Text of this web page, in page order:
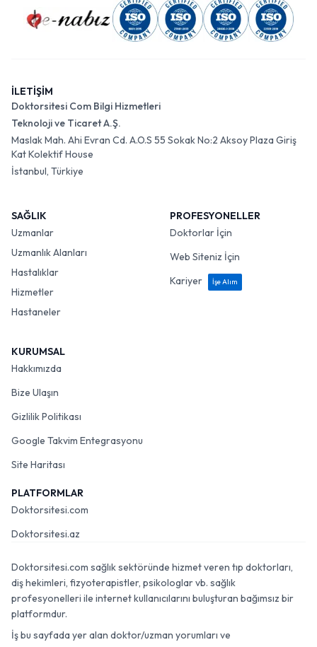
İLETİŞİM
Doktorsitesi Com Bilgi Hizmetleri
Teknoloji ve Ticaret A.Ş.
Maslak Mah. Ahi Evran Cd. A.O.S 55 Sokak No:2 Aksoy Plaza Giriş
Kat Kolektif House
İstanbul, Türkiye
SAĞLIK
Uzmanlar
Uzmanlık Alanları
Hastalıklar
Hizmetler
Hastaneler
PROFESYONELLER
Doktorlar İçin
Web Siteniz İçin
Kariyer
İşe Alım
KURUMSAL
Hakkımızda
Bize Ulaşın
Gizlilik Politikası
Google Takvim Entegrasyonu
Site Haritası
PLATFORMLAR
Doktorsitesi.com
Doktorsitesi.az
Doktorsitesi.com sağlık sektöründe hizmet veren tıp doktorları,
diş hekimleri, fizyoterapistler, psikologlar vb. sağlık
profesyonelleri ile internet kullanıcılarını buluşturan bağımsız bir
platformdur.
İş bu sayfada yer alan doktor/uzman yorumları ve